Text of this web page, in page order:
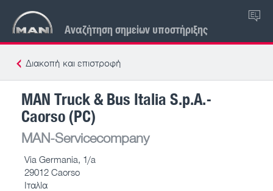
Αναζήτηση σημείων υποστήριξης
EL
Διακοπή και επιστροφή
MAN Truck & Bus Italia S.p.A.-
Caorso (PC)
MAN-Servicecompany
Via Germania, 1/a
29012 Caorso
Ιταλία